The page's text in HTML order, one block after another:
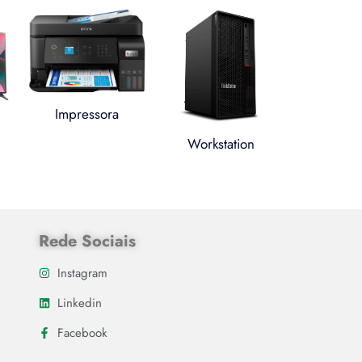
Impressora
Workstation
Rede Sociais
Instagram
Linkedin
Facebook